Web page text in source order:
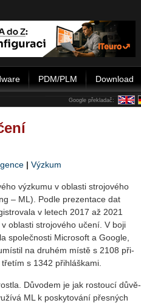
PDM/PLM Download
Google překladač:
| Výzkum
vý­zku­mu v ob­las­ti stro­jo­vé­ho
– ML). Podle pre­zen­ta­ce dat
v le­tech 2017 až 2021
ob­las­ti stro­jo­vé­ho učení. V boji
spo­leč­nos­ti Micro­soft a Go­o­gle,
na dru­hém místě s 2108 při­
s 1342 při­hláš­ka­mi.
Dů­vo­dem je jak ros­tou­cí dů­vě­
ML k po­sky­to­vá­ní přes­ných